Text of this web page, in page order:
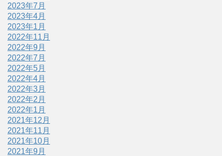
2023年7月
2023年4月
2023年1月
2022年11月
2022年9月
2022年7月
2022年5月
2022年4月
2022年3月
2022年2月
2022年1月
2021年12月
2021年11月
2021年10月
2021年9月